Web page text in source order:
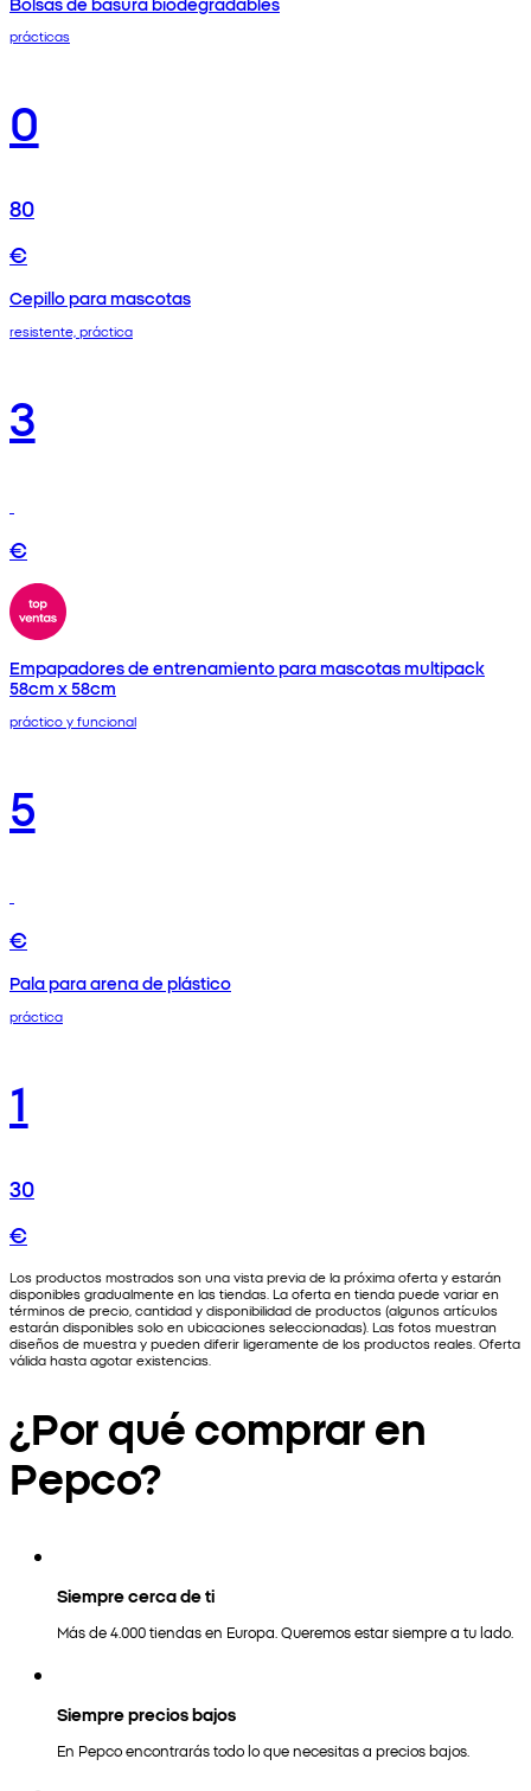
prácticas
0
80
€
Cepillo para mascotas
resistente, práctica
3
€
Empapadores de entrenamiento para mascotas multipack
58cm x 58cm
práctico y funcional
5
€
Pala para arena de plástico
práctica
1
30
€
Los productos mostrados son una vista previa de la próxima oferta y estarán
disponibles gradualmente en las tiendas. La oferta en tienda puede variar en
términos de precio, cantidad y disponibilidad de productos (algunos artículos
estarán disponibles solo en ubicaciones seleccionadas). Las fotos muestran
diseños de muestra y pueden diferir ligeramente de los productos reales. Oferta
válida hasta agotar existencias.
¿Por qué comprar en
Pepco?
Siempre cerca de ti
Más de 4.000 tiendas en Europa. Queremos estar siempre a tu lado.
Siempre precios bajos
En Pepco encontrarás todo lo que necesitas a precios bajos.